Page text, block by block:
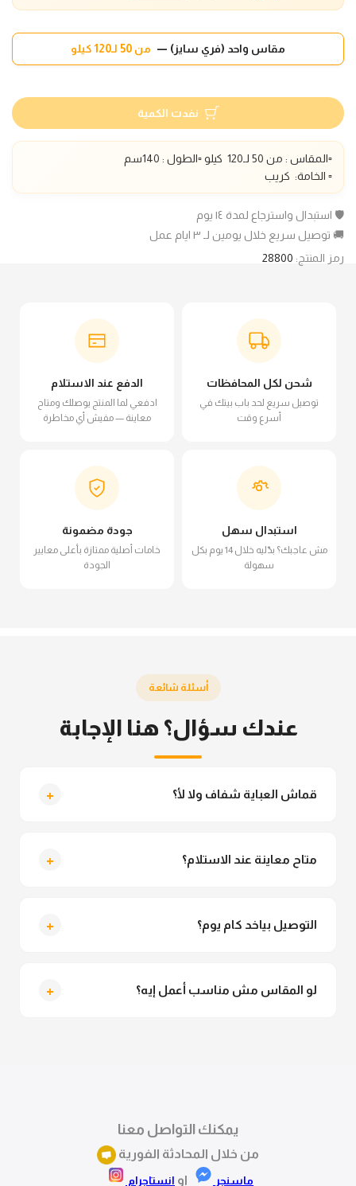
مقاس واحد (فري سايز) — من 50 لـ120 كيلو
نفدت الكمية
▫️المقاس : من 50 لـ1 20 كيلو ▫️الطول : 140سم
▫️ الخامة: كريب
🛡️ استبدال واسترجاع لمدة ١٤ يوم
🚚 توصيل سريع خلال يومين لـ ٣ ايام عمل
رمز المنتج: 28800
شحن لكل المحافظات
توصيل سريع لحد باب بيتك في
أسرع وقت
الدفع عند الاستلام
ادفعي لما المنتج يوصلك ومتاح
معاينة — مفيش أي مخاطرة
استبدال سهل
مش عاجبك؟ بدّليه خلال 14 يوم بكل
سهولة
جودة مضمونة
خامات أصلية ممتازة بأعلى معايير
الجودة
أسئلة شائعة
عندك سؤال؟ هنا الإجابة
قماش العباية شفاف ولا لأ؟ +
متاح معاينة عند الاستلام؟ +
التوصيل بياخد كام يوم؟ +
لو المقاس مش مناسب أعمل إيه؟ +
يمكنك التواصل معنا
من خلال المحادثة الفورية
ماسنجر او انستاجرام